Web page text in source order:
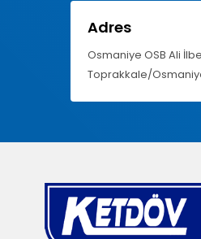
Adres
Osmaniye OSB Ali
Toprakkale/